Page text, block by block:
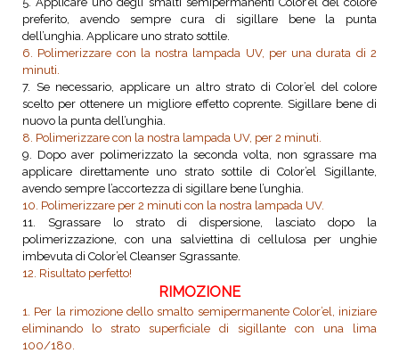
preferito, avendo sempre cura di sigillare bene la punta
dell’unghia. Applicare uno strato sottile.
6. Polimerizzare con la nostra lampada UV, per una durata di 2
minuti.
7. Se necessario, applicare un altro strato di Color’el del colore
scelto per ottenere un migliore effetto coprente. Sigillare bene di
nuovo la punta dell’unghia.
8. Polimerizzare con la nostra lampada UV, per 2 minuti.
9. Dopo aver polimerizzato la seconda volta, non sgrassare ma
applicare direttamente uno strato sottile di Color’el Sigillante,
avendo sempre l’accortezza di sigillare bene l’unghia.
10. Polimerizzare per 2 minuti con la nostra lampada UV.
11. Sgrassare lo strato di dispersione, lasciato dopo la
polimerizzazione, con una salviettina di cellulosa per unghie
imbevuta di Color’el Cleanser Sgrassante.
12. Risultato perfetto!
RIMOZIONE
1. Per la rimozione dello smalto semipermanente Color’el, iniziare
eliminando lo strato superficiale di sigillante con una lima
100/180.